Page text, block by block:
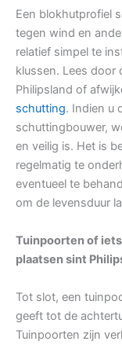
Een blokhutprofiel
tegen wind en
relatief simpel te
klussen. Lees door
Philipsland of
schutting. Indien u
schuttingbouwer,
en veilig is. Het is
regelmatig te
eventueel te
om de levensduur
Tuinpoorten of
plaatsen sint
Tot slot, een
geeft tot de
Tuinpoorten zijn